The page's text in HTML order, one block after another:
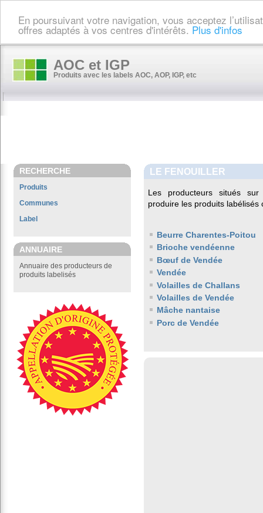
En poursuivant votre navigation, vous acceptez
offres adaptés à vos centres d'intérêts. Plus d'infos
AOC et IGP
Produits avec les labels AOC, AOP, IGP, etc
RECHERCHE
Produits
Communes
Label
ANNUAIRE
Annuaire des producteurs de
produits labelisés
LE FENOUILLER
Les producteurs situés
produire les produits labélisés
Beurre Charentes-Poitou
Brioche vendéenne
Bœuf de Vendée
Vendée
Volailles de Challans
Volailles de Vendée
Mâche nantaise
Porc de Vendée